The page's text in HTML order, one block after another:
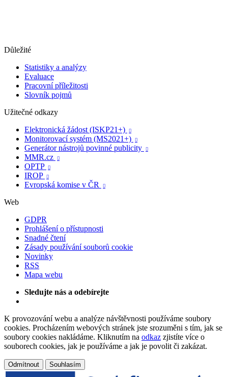
Důležité
Statistiky a analýzy
Evaluace
Pracovní příležitosti
Slovník pojmů
Užitečné odkazy
Elektronická žádost (ISKP21+)

Monitorovací systém (MS2021+) 
Generátor nástrojů povinné publicity 
MMR.cz 
OPTP 
IROP 
Evropská komise v ČR 
Web
GDPR
Prohlášení o přístupnosti
Snadné čtení
Zásady používání souborů cookie
Novinky
RSS
Mapa webu
Sledujte nás a odebírejte
K provozování webu a analýze návštěvnosti používáme soubory
cookies. Procházením webových stránek jste srozuměni s tím, jak se
soubory cookies nakládáme. Kliknutím na odkaz zjistíte více o
souborech cookies, jak je používáme a jak je povolit či zakázat.
Odmítnout Souhlasím